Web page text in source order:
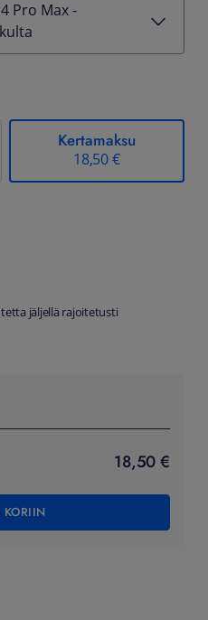
Pro Max -
Kertamaksu
18,50 €
jäljellä rajoitetusti
18,50 €
KORIIN